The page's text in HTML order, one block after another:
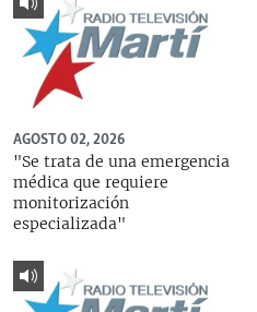
AGOSTO 02, 2026
"Se trata de una emergencia
médica que requiere
monitorización
especializada"